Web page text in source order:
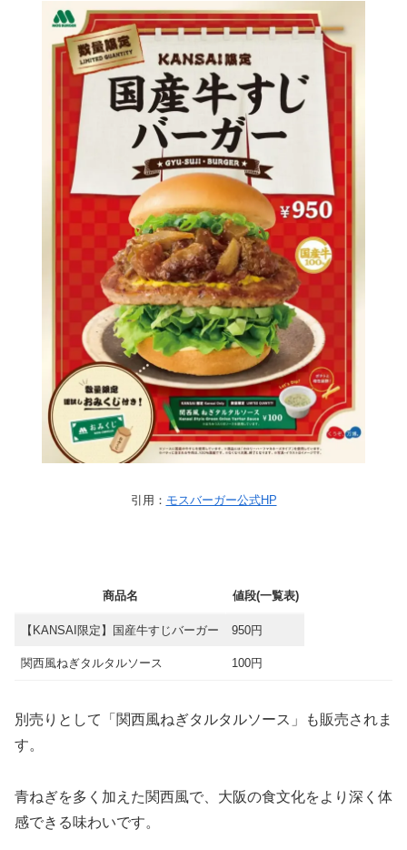
引用： モスバーガー公式HP
商品名 値段(一覧表)
【KANSAI限定】国産牛すじバーガー 950円
関西風ねぎタルタルソース 100円
別売りとして「関西風ねぎタルタルソース」も販売されま
す。
青ねぎを多く加えた関西風で、大阪の食文化をより深く体
感できる味わいです。